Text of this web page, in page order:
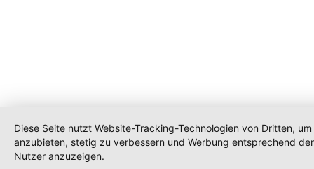
Diese Seite nutzt Website-Tracking-Technologien von Dritten,
anzubieten, stetig zu verbessern und Werbung entsprechend
Nutzer anzuzeigen.